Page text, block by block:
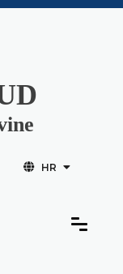
HR